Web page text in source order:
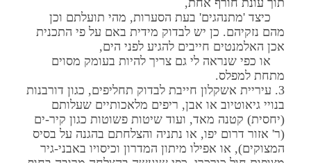
תוך עונת חורף אחת,
כיצד 'מתנהגים' בעת הסערות, מהי תועלתם וכן
מהם נזקיהם. כן יש לבדוק מידית באם על פי התכנית
אכן האלמנטים חייבים להגיע לפני הים,
או כפי שנראה לי גם צריך להיות בעומק מסוים
מתחת למפלס.
3. עיריית אשקלון חייבת לבדוק תחליפים, כגון דורבנות
בנויי גיאוטיוב או אבן, ריפים מלאכותיים שעלותם
(יחסית) קטנה מאד, ועוד שיטות פשוטות כגון קיר-ים
(ר' אזור דרום יפו, או נתניה והצלחתם בהגנה על בסיס
המצוקים), או אפילו מיתון המדרון וכיסויו באבני-גיר